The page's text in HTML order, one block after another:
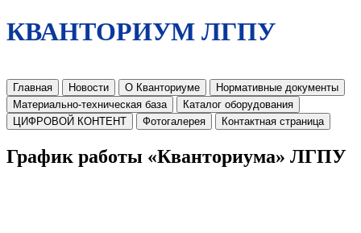
КВАНТОРИУМ ЛГПУ
Главная Новости О Кванториуме
Нормативные документы
Материально-техническая база
Каталог оборудования
ЦИФРОВОЙ КОНТЕНТ
Фотогалерея Контактная страница
График работы «Кванториума» ЛГПУ